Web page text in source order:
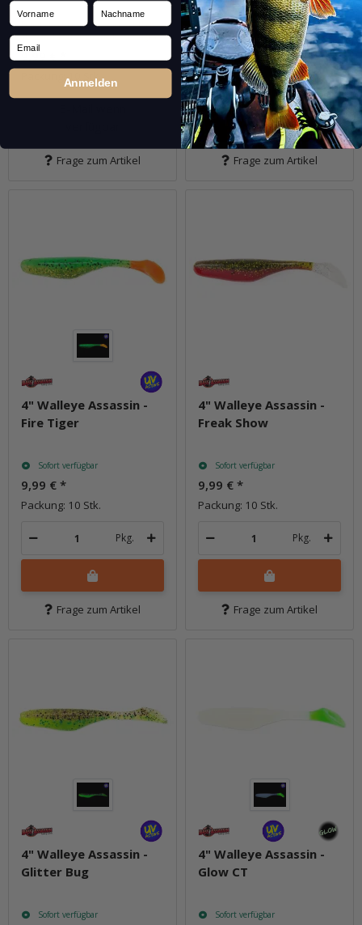
Bereits nachbestellt, voraussichtlich
ab dem 14.08.2026 wieder verfügbar.
9,99 €*
Packung: 10 Stk.
Frage zum Artikel
Sofort verfügbar
9,99 €*
Packung: 10 Stk.
Pkg.
Frage zum Artikel
4" Walleye Assassin -
Fire Tiger
Sofort verfügbar
9,99 € *
Packung: 10 Stk.
Pkg.
Frage zum Artikel
4" Walleye Assassin -
Freak Show
Sofort verfügbar
9,99 € *
Packung: 10 Stk.
Pkg.
Frage zum Artikel
4" Walleye Assassin -
Glitter Bug
Sofort verfügbar
4" Walleye Assassin -
Glow CT
Sofort verfügbar
Vorname Nachname
Email
Anmelden